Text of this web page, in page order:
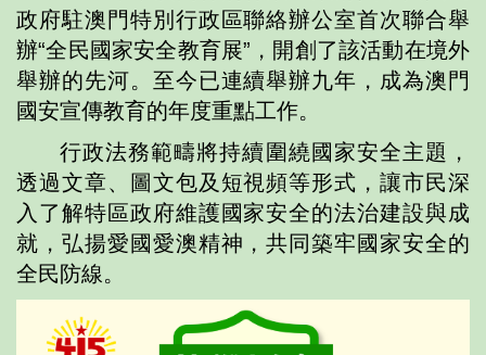
政府駐澳門特別行政區聯絡辦公室首次聯合舉
辦“全民國家安全教育展”，開創了該活動在境外
舉辦的先河。至今已連續舉辦九年，成為澳門
國安宣傳教育的年度重點工作。
行政法務範疇將持續圍繞國家安全主題，
透過文章、圖文包及短視頻等形式，讓市民深
入了解特區政府維護國家安全的法治建設與成
就，弘揚愛國愛澳精神，共同築牢國家安全的
全民防線。